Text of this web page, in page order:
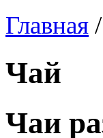
Главная /
Чай
Чаи